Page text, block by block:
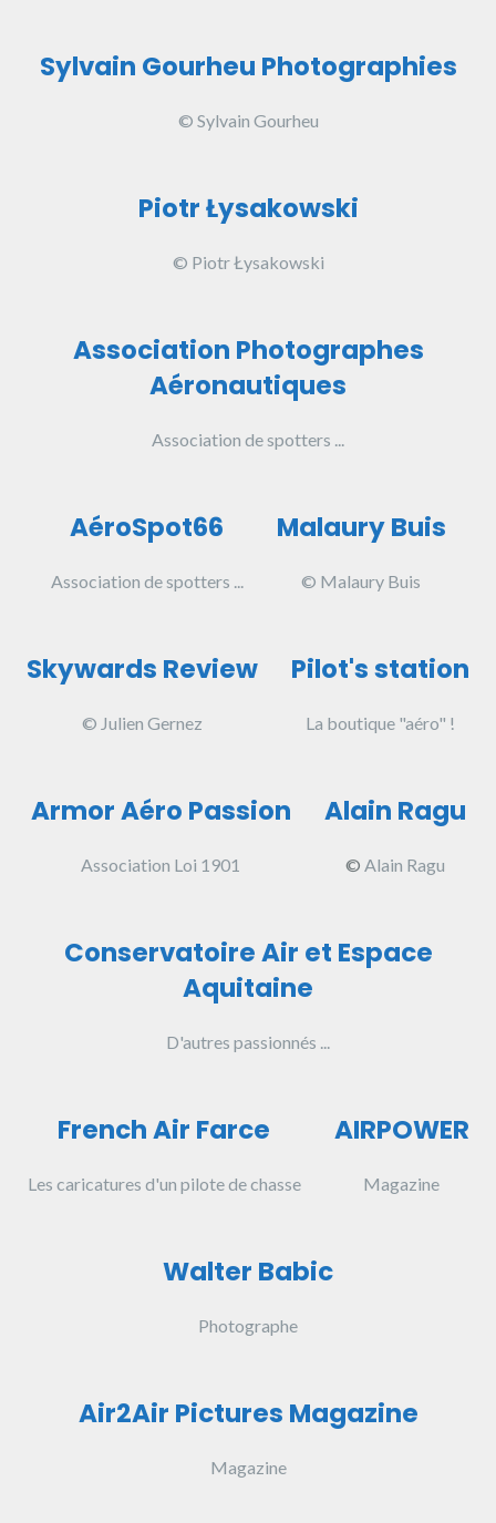
Sylvain Gourheu Photographies
© Sylvain Gourheu
Piotr Łysakowski
© Piotr Łysakowski
Association Photographes
Aéronautiques
Association de spotters ...
AéroSpot66
Association de spotters ...
Malaury Buis
© Malaury Buis
Skywards Review
© Julien Gernez
Pilot's station
La boutique "aéro" !
Armor Aéro Passion
Association Loi 1901
Alain Ragu
© Alain Ragu
Conservatoire Air et Espace
Aquitaine
D'autres passionnés ...
French Air Farce
Les caricatures d'un pilote de chasse
AIRPOWER
Magazine
Walter Babic
Photographe
Air2Air Pictures Magazine
Magazine